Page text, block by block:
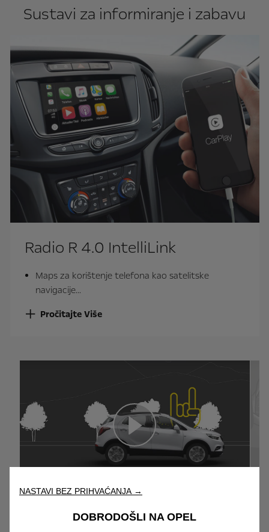
Sustavi za informiranje i zabavu
Radio R 4.0 IntelliLink
Maps za korištenje telefona kao satelitske
navigacije...
Pročitajte Više
Glazba i radio
NASTAVI BEZ PRIHVAĆANJA →
DOBRODOŠLI NA OPEL